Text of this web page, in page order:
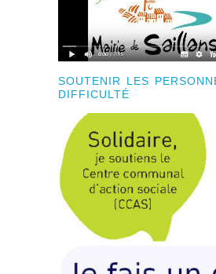
SOUTENIR LES
DIFFICULTÉ